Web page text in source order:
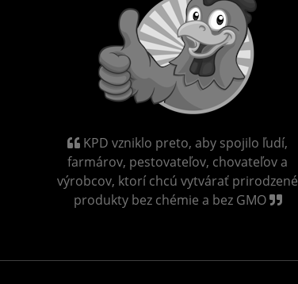
KPD vzniklo preto, aby spojilo ľudí,
farmárov, pestovateľov, chovateľov a
výrobcov, ktorí chcú vytvárať prirodzené
produkty bez chémie a bez GMO